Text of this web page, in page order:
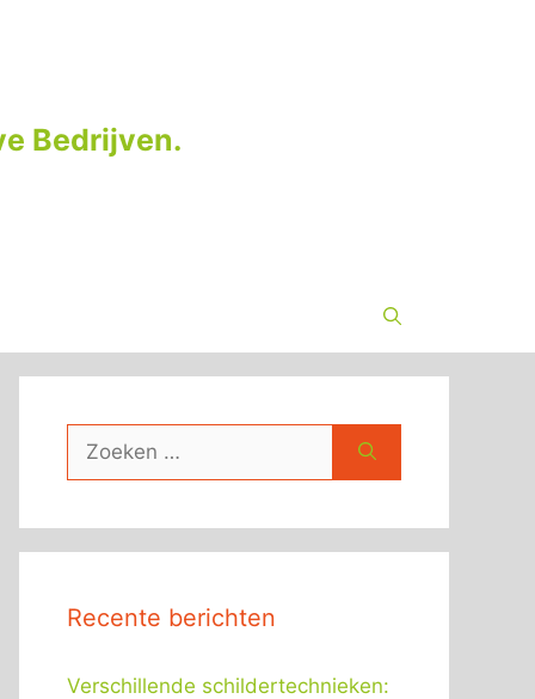
Bedrijven.
naar:
Recente berichten
Verschillende schildertechnieken: